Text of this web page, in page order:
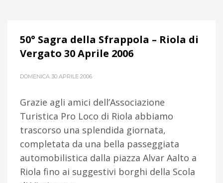
50° Sagra della Sfrappola – Riola di
Vergato 30 Aprile 2006
DOMENICA 30 APRILE 2006
Grazie agli amici dell’Associazione
Turistica Pro Loco di Riola abbiamo
trascorso una splendida giornata,
completata da una bella passeggiata
automobilistica dalla piazza Alvar Aalto a
Riola fino ai suggestivi borghi della Scola